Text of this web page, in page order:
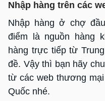
Nhập hàng trên các
Nhập hàng ở chợ
điểm là nguồn hàng
hàng trực tiếp từ
đề. Vậy thì bạn hãy
từ các web thương
Quốc nhé.